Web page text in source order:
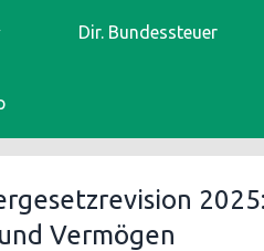
Dir. Bundessteuer
Vermögen